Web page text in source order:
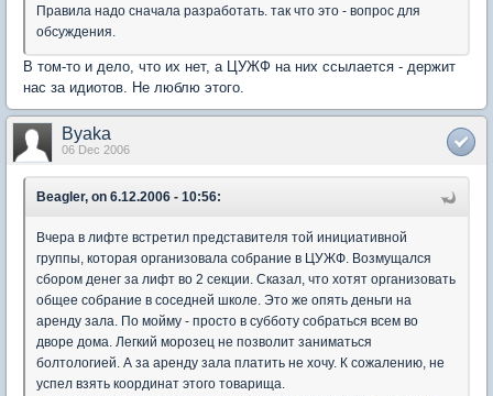
Правила надо сначала разработать. так что это - вопрос для
обсуждения.
В том-то и дело, что их нет, а ЦУЖФ на них ссылается - держит
нас за идиотов. Не люблю этого.
Byaka
06 Dec 2006
Beagler, on 6.12.2006 - 10:56:
Вчера в лифте встретил представителя той инициативной
группы, которая организовала собрание в ЦУЖФ. Возмущался
сбором денег за лифт во 2 секции. Сказал, что хотят организовать
общее собрание в соседней школе. Это же опять деньги на
аренду зала. По мойму - просто в субботу собраться всем во
дворе дома. Легкий морозец не позволит заниматься
болтологией. А за аренду зала платить не хочу. К сожалению, не
успел взять координат этого товарища.